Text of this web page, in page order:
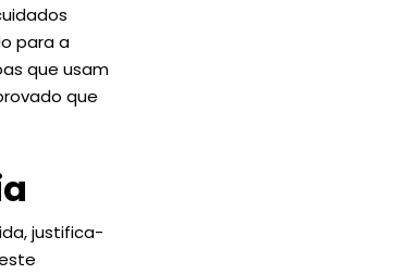
para a
que usam
que
justifica-